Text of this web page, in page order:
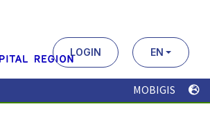
LOGIN EN
MOBIGIS